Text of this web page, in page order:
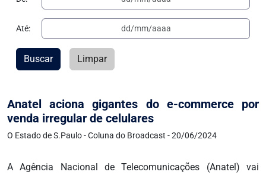
Anatel aciona gigantes do e-commerce por
venda irregular de celulares
O Estado de S.Paulo - Coluna do Broadcast - 20/06/2024
A Agência Nacional de Telecomunicações (Anatel) vai
Até:
Buscar Limpar